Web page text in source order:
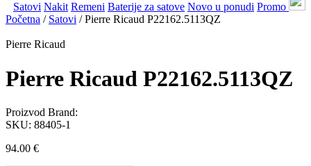
Satovi Nakit Remeni Baterije za satove Novo u ponudi Promo
Početna / Satovi / Pierre Ricaud P22162.5113QZ
Pierre Ricaud
Pierre Ricaud P22162.5113QZ
SKU: 88405-1
Proizvod Brand:
94.00 €